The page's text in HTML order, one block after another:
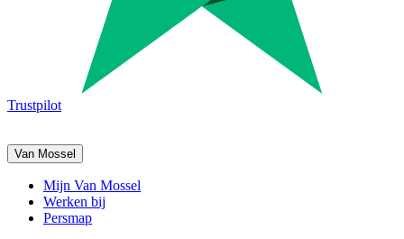
Trustpilot
Van Mossel
Mijn Van Mossel
Werken bij
Persmap